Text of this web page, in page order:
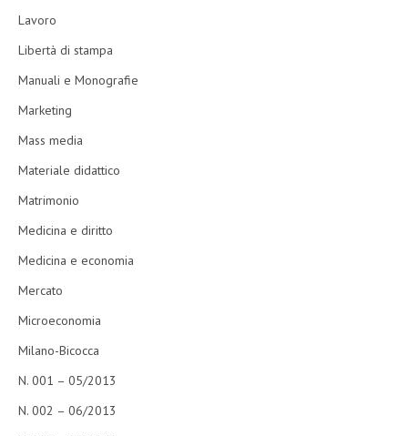
Lavoro
Libertà di stampa
Manuali e Monografie
Marketing
Mass media
Materiale didattico
Matrimonio
Medicina e diritto
Medicina e economia
Mercato
Microeconomia
Milano-Bicocca
N. 001 – 05/2013
N. 002 – 06/2013